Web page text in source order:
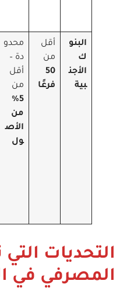
البنو
ك
الأجن
بية
أقل
من
50
فرعًا
محدو
دة –
أقل
من
5%
من
الأص
ول
التحديات
المصرفي في